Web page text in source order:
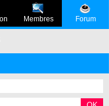
Membres Forum